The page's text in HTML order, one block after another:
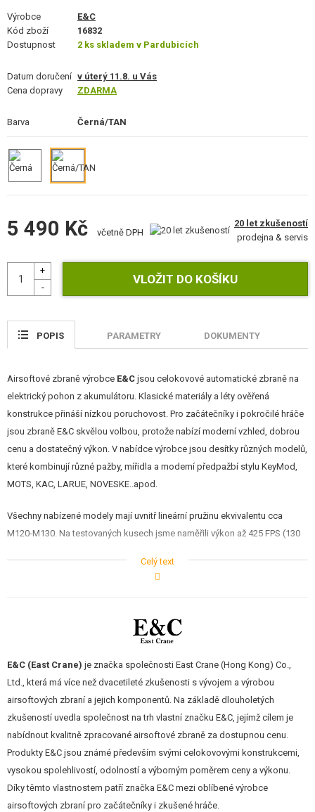
SLEVY, AKCE
KONTAKT
Výrobce
E&C
Kód zboží
16832
Dostupnost
2 ks skladem v Pardubicích
Datum doručení v úterý 11.8. u Vás
Cena dopravy
ZDARMA
Barva Černá/TAN
5 490 Kč včetně DPH
20 let zkušeností
prodejna & servis
POPIS PARAMETRY DOKUMENTY
Airsoftové zbraně výrobce E&C jsou celokovové automatické zbraně na
elektrický pohon z akumulátoru. Klasické materiály a léty ověřená
konstrukce přináší nízkou poruchovost. Pro začátečníky i pokročilé hráče
jsou zbraně E&C skvělou volbou, protože nabízí moderní vzhled, dobrou
cenu a dostatečný výkon. V nabídce výrobce jsou desítky různých modelů,
které kombinují různé pažby, mířidla a moderní předpažbí stylu KeyMod,
MOTS, KAC, LARUE, NOVESKE..apod.
Všechny nabízené modely mají uvnitř lineární pružinu ekvivalentu cca
M120-M130. Na testovaných kusech jsme naměřili výkon až 425 FPS (130
zbraně jsou mimo jiné nadstandardní 8mm kuličková ložiska, kovový trň
- kompletní tělo, mířidla, tubus pažby, vnější hlaveň,
umístíte příslušenství jako je svítilna, laser, grip atd. Na horní straně těla a
na části předpažbí je integrována RIS lišta pro instalaci mířidel, optiky
nebo kolimátoru. Uchycení popruhu je řešeno pomocí ocelového oka
mezi tělem a tubusem pažby.
Pažbička a výsuvná 5-ti polohová pažba, která slouží jako úložiště
akumulátoru, jsou vyrobeny z kvalitního polymeru. Pažbička má zdrsnění
pro lepší a jistější úchop, patka pažby je gumová. Tělo a předpažbí je
černě eloxováno pro dobrou ochranu proti korozi a s odolností proti
Celý text
E&C (East Crane) je značka společnosti East Crane (Hong Kong) Co.,
Ltd., která má více než dvacetileté zkušenosti s vývojem a výrobou
airsoftových zbraní a jejich komponentů. Na základě dlouholetých
zkušeností uvedla společnost na trh vlastní značku E&C, jejímž cílem je
nabídnout kvalitně zpracované airsoftové zbraně za dostupnou cenu.
Produkty E&C jsou známé především svými celokovovými konstrukcemi,
vysokou spolehlivostí, odolností a výborným poměrem ceny a výkonu.
Díky těmto vlastnostem patří značka E&C mezi oblíbené výrobce
airsoftových zbraní pro začátečníky i zkušené hráče.